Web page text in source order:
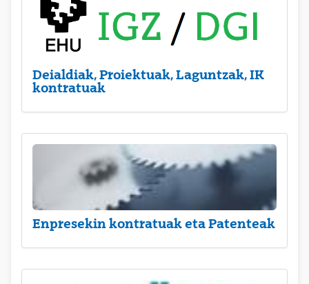
Deialdiak, Proiektuak, Laguntzak, IK
kontratuak
Enpresekin kontratuak eta Patenteak